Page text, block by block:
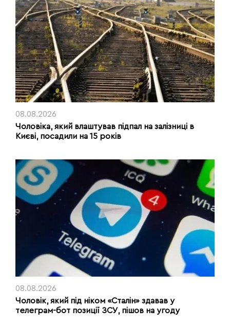
08.08.2026
Чоловіка, який влаштував підпал на залізниці в
Києві, посадили на 15 років
08.08.2026
Чоловік, який під ніком «Сталін» здавав у
телеграм-бот позиції ЗСУ, пішов на угоду